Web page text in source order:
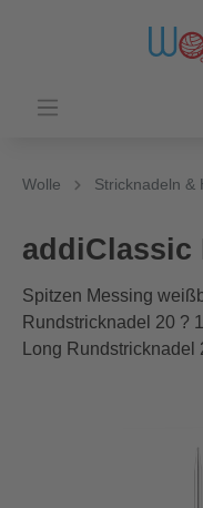
Wolle Stricknadeln &
addiClassic
Spitzen Messing
Rundstricknadel 20 ?
Long